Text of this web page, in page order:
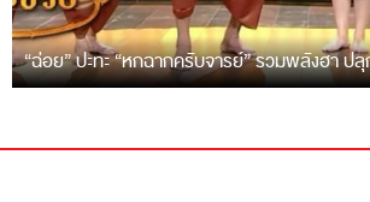
“ฉ่อย” ปะทะ “หกฉากครับจารย์” รวมพลังฮา ปลุ